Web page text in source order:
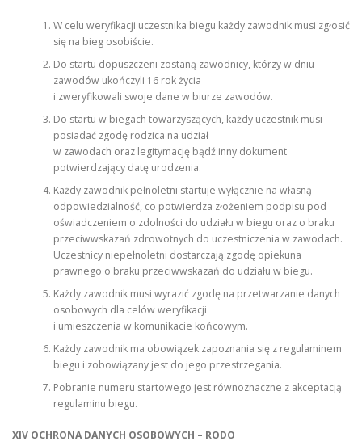
W celu weryfikacji uczestnika biegu każdy zawodnik musi zgłosić
się na bieg osobiście.
Do startu dopuszczeni zostaną zawodnicy, którzy w dniu
zawodów ukończyli 16 rok życia
i zweryfikowali swoje dane w biurze zawodów.
Do startu w biegach towarzyszących, każdy uczestnik musi
posiadać zgodę rodzica na udział
w zawodach oraz legitymację bądź inny dokument
potwierdzający datę urodzenia.
Każdy zawodnik pełnoletni startuje wyłącznie na własną
odpowiedzialność, co potwierdza złożeniem podpisu pod
oświadczeniem o zdolności do udziału w biegu oraz o braku
przeciwwskazań zdrowotnych do uczestniczenia w zawodach.
Uczestnicy niepełnoletni dostarczają zgodę opiekuna
prawnego o braku przeciwwskazań do udziału w biegu.
Każdy zawodnik musi wyrazić zgodę na przetwarzanie danych
osobowych dla celów weryfikacji
i umieszczenia w komunikacie końcowym.
Każdy zawodnik ma obowiązek zapoznania się z regulaminem
biegu i zobowiązany jest do jego przestrzegania.
Pobranie numeru startowego jest równoznaczne z akceptacją
regulaminu biegu.
XIV OCHRONA DANYCH OSOBOWYCH – RODO